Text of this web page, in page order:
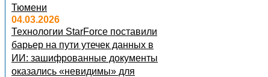
Тюмени
04.03.2026
Технологии StarForce поставили
барьер на пути утечек данных в
ИИ: зашифрованные документы
оказались «невидимы» для